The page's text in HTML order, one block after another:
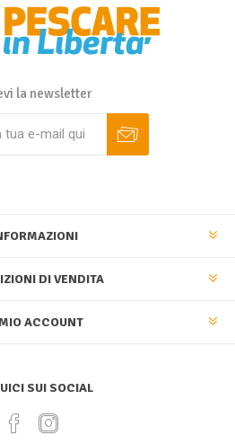
la newsletter
DI VENDITA
ACCOUNT
SUI SOCIAL